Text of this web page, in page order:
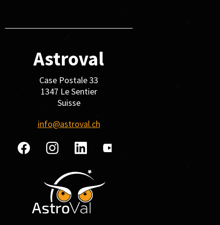
Astroval
Case Postale 33
1347 Le Sentier
Suisse
info@astroval.ch